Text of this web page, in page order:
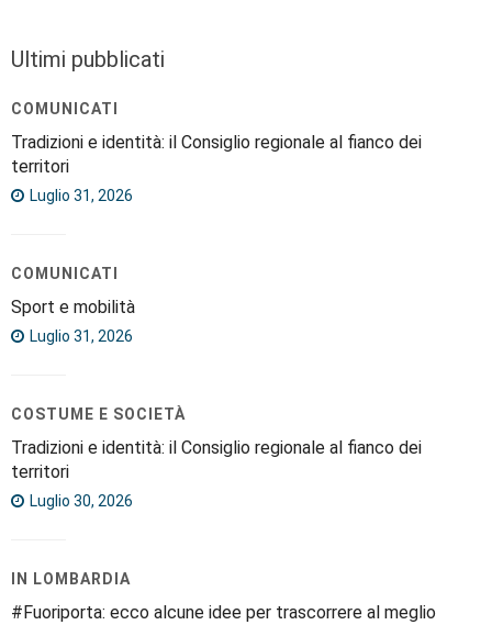
Ultimi pubblicati
COMUNICATI
Tradizioni e identità: il Consiglio regionale al fianco dei
territori
Luglio 31, 2026
COMUNICATI
Sport e mobilità
Luglio 31, 2026
COSTUME E SOCIETÀ
Tradizioni e identità: il Consiglio regionale al fianco dei
territori
Luglio 30, 2026
IN LOMBARDIA
#Fuoriporta: ecco alcune idee per trascorrere al meglio